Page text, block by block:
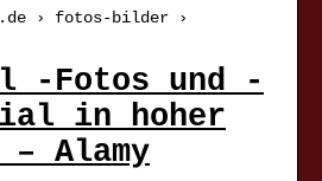
› fotos-bilder ›
-Fotos und -
in hoher
– Alamy